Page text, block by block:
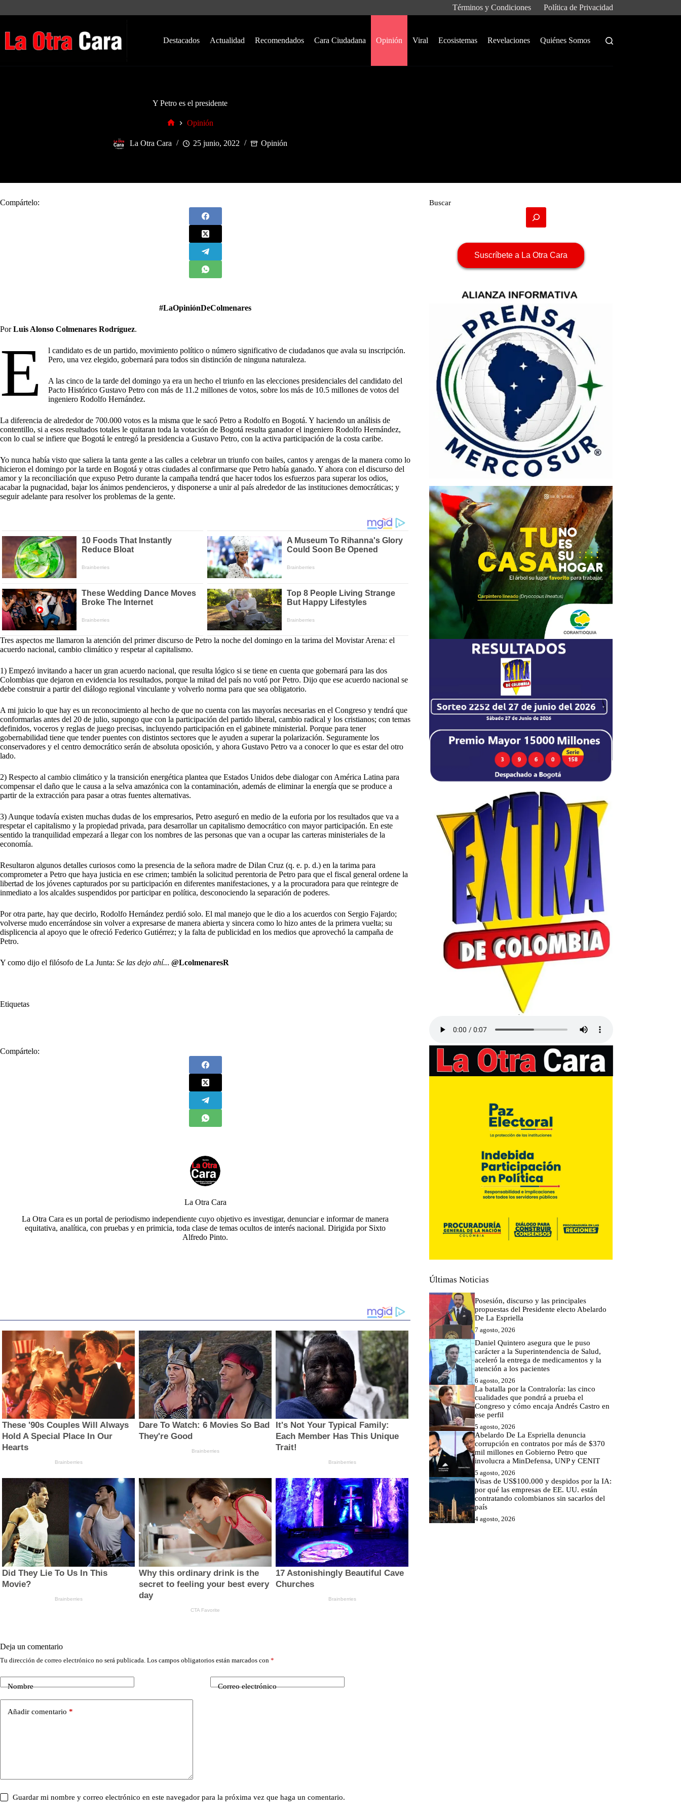
Términos y Condiciones Política de Privacidad
Destacados Actualidad Recomendados Cara Ciudadana Opinión Viral Ecosistemas Revelaciones Quiénes Somos
Y Petro es el presidente
Opinión
La Otra Cara 25 junio, 2022 Opinión
Compártelo:
#LaOpiniónDeColmenares
PorLuis Alonso Colmenares Rodríguez.
E
l candidato es de un partido, movimiento político o número significativo de ciudadanos que avala su inscripción.
Pero, una vez elegido, gobernará para todos sin distinción de ninguna naturaleza.
A las cinco de la tarde del domingo ya era un hecho el triunfo en las elecciones presidenciales del candidato del
Pacto Histórico Gustavo Petro con más de 11.2 millones de votos, sobre los más de 10.5 millones de votos del
ingeniero Rodolfo Hernández.
La diferencia de alrededor de 700.000 votos es la misma que le sacó Petro a Rodolfo en Bogotá. Y haciendo un análisis de
contentillo, si a esos resultados totales le quitaran toda la votación de Bogotá resulta ganador el ingeniero Rodolfo Hernández,
con lo cual se infiere que Bogotá le entregó la presidencia a Gustavo Petro, con la activa participación de la costa caribe.
Yo nunca había visto que saliera la tanta gente a las calles a celebrar un triunfo con bailes, cantos y arengas de la manera como lo
hicieron el domingo por la tarde en Bogotá y otras ciudades al confirmarse que Petro había ganado. Y ahora con el discurso del
amor y la reconciliación que expuso Petro durante la campaña tendrá que hacer todos los esfuerzos para superar los odios,
acabar la pugnacidad, bajar los ánimos pendencieros, y disponerse a unir al país alrededor de las instituciones democráticas; y
seguir adelante para resolver los problemas de la gente.
Tres aspectos me llamaron la atención del primer discurso de Petro la noche del domingo en la tarima del Movistar Arena: el
acuerdo nacional, cambio climático y respetar al capitalismo.
1) Empezó invitando a hacer un gran acuerdo nacional, que resulta lógico si se tiene en cuenta que gobernará para las dos
Colombias que dejaron en evidencia los resultados, porque la mitad del país no votó por Petro. Dijo que ese acuerdo nacional se
debe construir a partir del diálogo regional vinculante y volverlo norma para que sea obligatorio.
A mi juicio lo que hay es un reconocimiento al hecho de que no cuenta con las mayorías necesarias en el Congreso y tendrá que
conformarlas antes del 20 de julio, supongo que con la participación del partido liberal, cambio radical y los cristianos; con temas
definidos, voceros y reglas de juego precisas, incluyendo participación en el gabinete ministerial. Porque para tener
gobernabilidad tiene que tender puentes con distintos sectores que le ayuden a superar la polarización. Seguramente los
conservadores y el centro democrático serán de absoluta oposición, y ahora Gustavo Petro va a conocer lo que es estar del otro
lado.
2) Respecto al cambio climático y la transición energética plantea que Estados Unidos debe dialogar con América Latina para
compensar el daño que le causa a la selva amazónica con la contaminación, además de eliminar la energía que se produce a
partir de la extracción para pasar a otras fuentes alternativas.
3) Aunque todavía existen muchas dudas de los empresarios, Petro aseguró en medio de la euforia por los resultados que va a
respetar el capitalismo y la propiedad privada, para desarrollar un capitalismo democrático con mayor participación. En este
sentido la tranquilidad empezará a llegar con los nombres de las personas que van a ocupar las carteras ministeriales de la
economía.
Resultaron algunos detalles curiosos como la presencia de la señora madre de Dilan Cruz (q. e. p. d.) en la tarima para
comprometer a Petro que haya justicia en ese crimen; también la solicitud perentoria de Petro para que el fiscal general ordene la
libertad de los jóvenes capturados por su participación en diferentes manifestaciones, y a la procuradora para que reintegre de
inmediato a los alcaldes suspendidos por participar en política, desconociendo la separación de poderes.
Por otra parte, hay que decirlo, Rodolfo Hernández perdió solo. El mal manejo que le dio a los acuerdos con Sergio Fajardo;
volverse mudo encerrándose sin volver a expresarse de manera abierta y sincera como lo hizo antes de la primera vuelta; su
displicencia al apoyo que le ofreció Federico Gutiérrez; y la falta de publicidad en los medios que aprovechó la campaña de
Petro.
Y como dijo el filósofo de La Junta: Se las dejo ahí... @LcolmenaresR
Etiquetas
Compártelo:
La Otra Cara
La Otra Cara es un portal de periodismo independiente cuyo objetivo es investigar, denunciar e informar de manera
equitativa, analítica, con pruebas y en primicia, toda clase de temas ocultos de interés nacional. Dirigida por Sixto
Alfredo Pinto.
Deja un comentario
Tu dirección de correo electrónico no será publicada. Los campos obligatorios están marcados con *
Nombre Correo electrónico
Añadir comentario *
Guardar mi nombre y correo electrónico en este navegador para la próxima vez que haga un comentario.
Buscar
Suscríbete a La Otra Cara
Últimas Noticias
Posesión, discurso y las principales
propuestas del Presidente electo Abelardo
De La Espriella
7 agosto, 2026
Daniel Quintero asegura que le puso
carácter a la Superintendencia de Salud,
aceleró la entrega de medicamentos y la
atención a los pacientes
6 agosto, 2026
La batalla por la Contraloría: las cinco
cualidades que pondrá a prueba el
Congreso y cómo encaja Andrés Castro en
ese perfil
5 agosto, 2026
Abelardo De La Espriella denuncia
corrupción en contratos por más de $370
mil millones en Gobierno Petro que
involucra a MinDefensa, UNP y CENIT
5 agosto, 2026
Visas de US$100.000 y despidos por la IA:
por qué las empresas de EE. UU. están
contratando colombianos sin sacarlos del
país
4 agosto, 2026